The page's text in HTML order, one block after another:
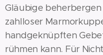
Gläubige
zahlloser
handgeknüpften
rühmen kann. Für